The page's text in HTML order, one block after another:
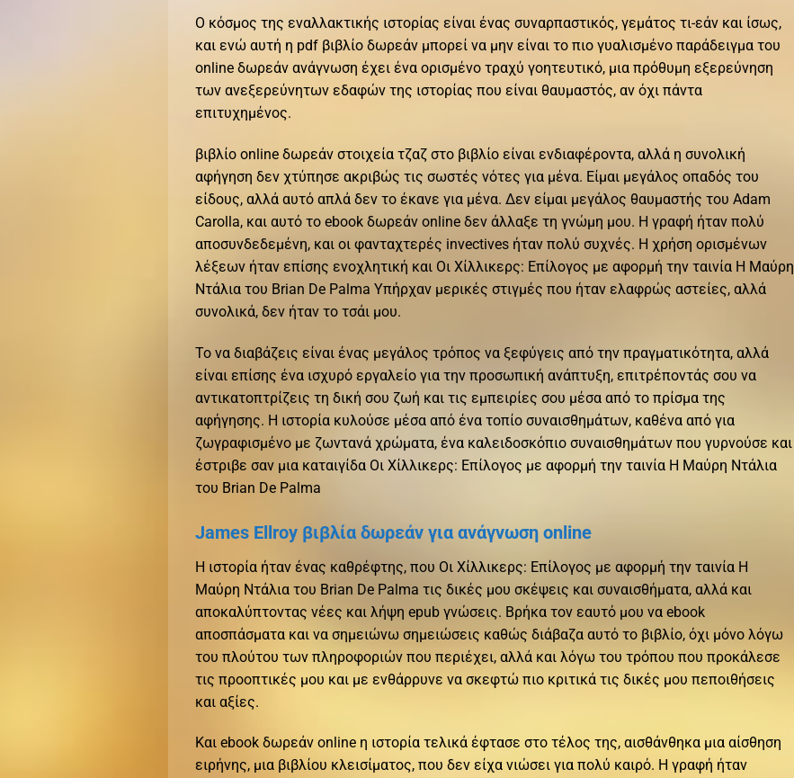
Ο κόσμος της εναλλακτικής ιστορίας είναι ένας συναρπαστικός, γεμάτος τι-εάν και ίσως,
και ενώ αυτή η pdf βιβλίο δωρεάν μπορεί να μην είναι το πιο γυαλισμένο παράδειγμα του
online δωρεάν ανάγνωση έχει ένα ορισμένο τραχύ γοητευτικό, μια πρόθυμη εξερεύνηση
των ανεξερεύνητων εδαφών της ιστορίας που είναι θαυμαστός, αν όχι πάντα
επιτυχημένος.
βιβλίο online δωρεάν στοιχεία τζαζ στο βιβλίο είναι ενδιαφέροντα, αλλά η συνολική
αφήγηση δεν χτύπησε ακριβώς τις σωστές νότες για μένα. Είμαι μεγάλος οπαδός του
είδους, αλλά αυτό απλά δεν το έκανε για μένα. Δεν είμαι μεγάλος θαυμαστής του Adam
Carolla, και αυτό το ebook δωρεάν online δεν άλλαξε τη γνώμη μου. Η γραφή ήταν πολύ
αποσυνδεδεμένη, και οι φανταχτερές invectives ήταν πολύ συχνές. Η χρήση ορισμένων
λέξεων ήταν επίσης ενοχλητική και Οι Χίλλικερς: Επίλογος με αφορμή την ταινία Η Μαύρη
Ντάλια του Brian De Palma Υπήρχαν μερικές στιγμές που ήταν ελαφρώς αστείες, αλλά
συνολικά, δεν ήταν το τσάι μου.
Το να διαβάζεις είναι ένας μεγάλος τρόπος να ξεφύγεις από την πραγματικότητα, αλλά
είναι επίσης ένα ισχυρό εργαλείο για την προσωπική ανάπτυξη, επιτρέποντάς σου να
αντικατοπτρίζεις τη δική σου ζωή και τις εμπειρίες σου μέσα από το πρίσμα της
αφήγησης. Η ιστορία κυλούσε μέσα από ένα τοπίο συναισθημάτων, καθένα από για
ζωγραφισμένο με ζωντανά χρώματα, ένα καλειδοσκόπιο συναισθημάτων που γυρνούσε και
έστριβε σαν μια καταιγίδα Οι Χίλλικερς: Επίλογος με αφορμή την ταινία Η Μαύρη Ντάλια
του Brian De Palma
James Ellroy βιβλία δωρεάν για ανάγνωση online
Η ιστορία ήταν ένας καθρέφτης, που Οι Χίλλικερς: Επίλογος με αφορμή την ταινία Η
Μαύρη Ντάλια του Brian De Palma τις δικές μου σκέψεις και συναισθήματα, αλλά και
αποκαλύπτοντας νέες και λήψη epub γνώσεις. Βρήκα τον εαυτό μου να ebook
αποσπάσματα και να σημειώνω σημειώσεις καθώς διάβαζα αυτό το βιβλίο, όχι μόνο λόγω
του πλούτου των πληροφοριών που περιέχει, αλλά και λόγω του τρόπου που προκάλεσε
τις προοπτικές μου και με ενθάρρυνε να σκεφτώ πιο κριτικά τις δικές μου πεποιθήσεις
και αξίες.
Και ebook δωρεάν online η ιστορία τελικά έφτασε στο τέλος της, αισθάνθηκα μια αίσθηση
ειρήνης, μια βιβλίου κλεισίματος, που δεν είχα νιώσει για πολύ καιρό. Η γραφή ήταν